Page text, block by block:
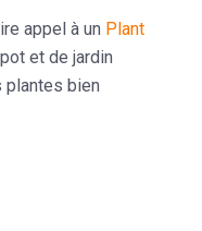
appel à un Plant
et de jardin
plantes bien